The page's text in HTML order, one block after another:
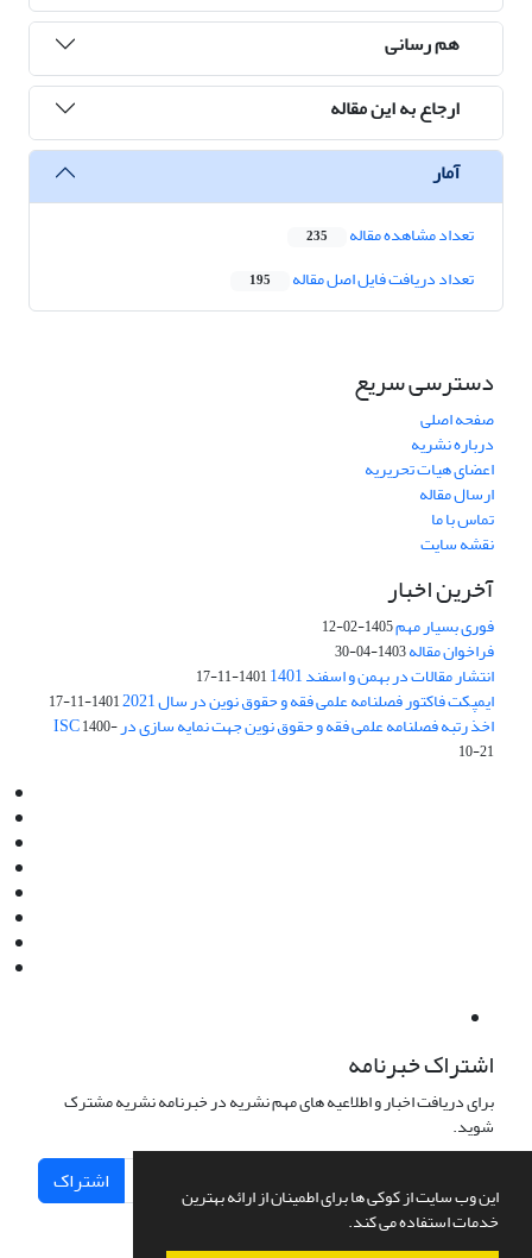
این وب سایت از کوکی ها برای اطمینان از ارائه بهترین
خدمات استفاده می کند.
هم رسانی
ارجاع به این مقاله
آمار
تعداد مشاهده مقاله 235
تعداد دریافت فایل اصل مقاله 195
دسترسی سریع
صفحه اصلی
درباره نشریه
اعضای هیات تحریریه
ارسال مقاله
تماس با ما
نقشه سایت
آخرین اخبار
فوری بسیار مهم1405-02-12
فراخوان مقاله1403-04-30
انتشار مقالات در بهمن و اسفند 1401 1401-11-17
ایمپکت فاکتور فصلنامه علمی فقه و حقوق نوین در سال 2021 1401-11-17
اخذ رتبه فصلنامه علمی فقه و حقوق نوین جهت نمایه سازی در ISC1400-
10-21
اشتراک خبرنامه
برای دریافت اخبار و اطلاعیه های مهم نشریه در خبرنامه نشریه مشترک
شوید.
اشتراک